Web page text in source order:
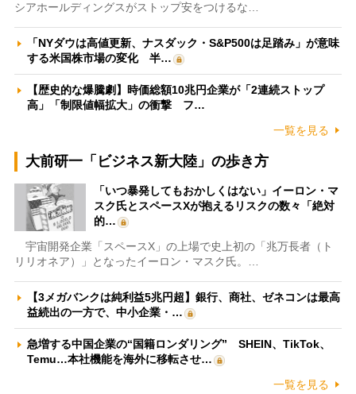
シアホールディングスがストップ安をつけるな…
「NYダウは高値更新、ナスダック・S&P500は足踏み」が意味
する米国株市場の変化 半…
【歴史的な爆騰劇】時価総額10兆円企業が「2連続ストップ
高」「制限値幅拡大」の衝撃 フ…
一覧を見る
大前研一「ビジネス新大陸」の歩き方
「いつ暴発してもおかしくはない」イーロン・マ
スク氏とスペースXが抱えるリスクの数々「絶対
的…
宇宙開発企業「スペースX」の上場で史上初の「兆万長者（ト
リリオネア）」となったイーロン・マスク氏。…
【3メガバンクは純利益5兆円超】銀行、商社、ゼネコンは最高
益続出の一方で、中小企業・…
急増する中国企業の“国籍ロンダリング” SHEIN、TikTok、
Temu…本社機能を海外に移転させ…
一覧を見る